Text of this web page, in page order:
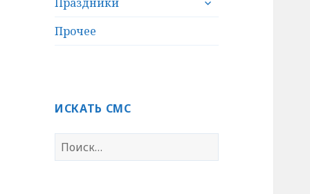
Прочее
ИСКАТЬ СМС
Н
а